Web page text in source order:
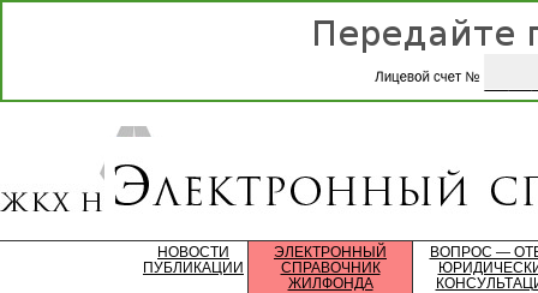
НОВОСТИ
ПУБЛИКАЦИИ
ЭЛЕКТРОННЫЙ
СПРАВОЧНИК
ЖИЛФОНДА
ВОПРОС —